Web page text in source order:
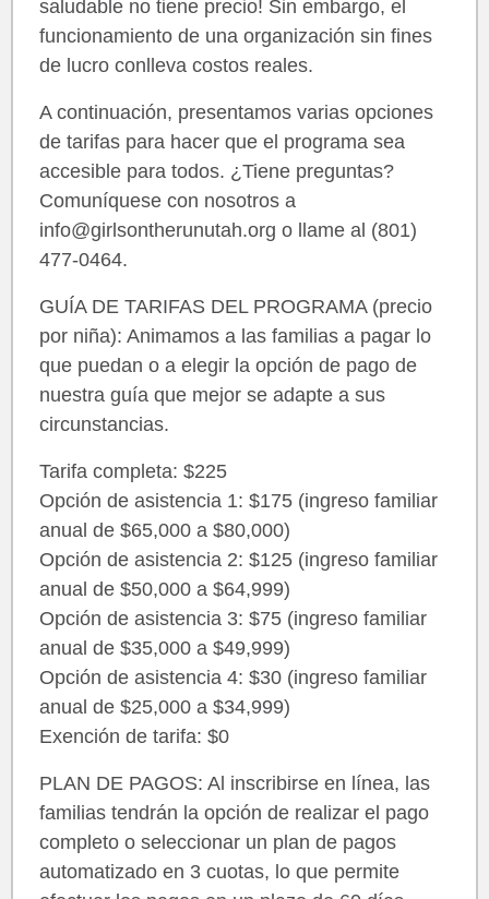
saludable no tiene precio! Sin embargo, el
funcionamiento de una organización sin fines
de lucro conlleva costos reales.
A continuación, presentamos varias opciones
de tarifas para hacer que el programa sea
accesible para todos. ¿Tiene preguntas?
Comuníquese con nosotros a
info@girlsontherunutah.org o llame al (801)
477-0464.
GUÍA DE TARIFAS DEL PROGRAMA (precio
por niña): Animamos a las familias a pagar lo
que puedan o a elegir la opción de pago de
nuestra guía que mejor se adapte a sus
circunstancias.
Tarifa completa: $225
Opción de asistencia 1: $175 (ingreso familiar
anual de $65,000 a $80,000)
Opción de asistencia 2: $125 (ingreso familiar
anual de $50,000 a $64,999)
Opción de asistencia 3: $75 (ingreso familiar
anual de $35,000 a $49,999)
Opción de asistencia 4: $30 (ingreso familiar
anual de $25,000 a $34,999)
Exención de tarifa: $0
PLAN DE PAGOS: Al inscribirse en línea, las
familias tendrán la opción de realizar el pago
completo o seleccionar un plan de pagos
automatizado en 3 cuotas, lo que permite